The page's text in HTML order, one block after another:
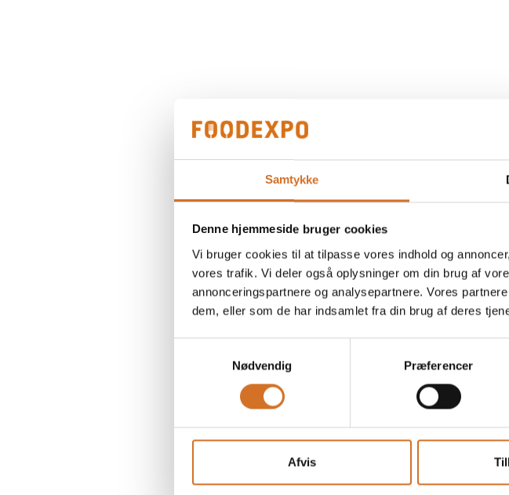
Samtykke
Denne hjemmeside bruger cookies
Vi bruger cookies til at tilpasse vores indhold og
vores trafik. Vi deler også oplysninger om din brug af
annonceringspartnere og analysepartnere. Vores
dem, eller som de har indsamlet fra din brug af deres
Nødvendig
Præferencer
Afvis